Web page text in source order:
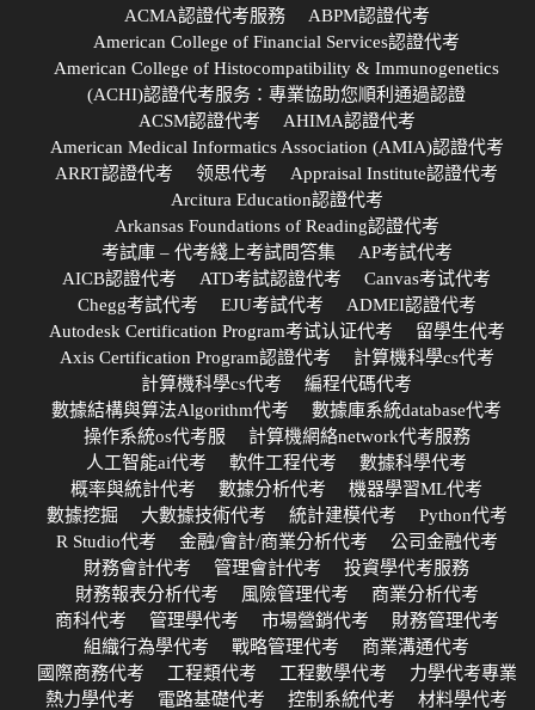
ACMA認證代考服務
ABPM認證代考
American College of Financial Services認證代考
American College of Histocompatibility & Immunogenetics
(ACHI)認證代考服务：專業協助您順利通過認證
ACSM認證代考
AHIMA認證代考
American Medical Informatics Association (AMIA)認證代考
ARRT認證代考
领思代考
Appraisal Institute認證代考
Arcitura Education認證代考
Arkansas Foundations of Reading認證代考
考試庫 – 代考綫上考試問答集
AP考試代考
AICB認證代考
ATD考試認證代考
Canvas考试代考
Chegg考試代考
EJU考試代考
ADMEI認證代考
Autodesk Certification Program考试认证代考
留學生代考
Axis Certification Program認證代考
計算機科學cs代考
計算機科學cs代考
編程代碼代考
數據結構與算法Algorithm代考
數據庫系統database代考
操作系統os代考服
計算機網絡network代考服務
人工智能ai代考
軟件工程代考
數據科學代考
概率與統計代考
數據分析代考
機器學習ML代考
數據挖掘
大數據技術代考 統計建模代考
Python代考
R Studio代考
金融/會計/商業分析代考
公司金融代考
財務會計代考
管理會計代考
投資學代考服務
財務報表分析代考
風險管理代考
商業分析代考
商科代考
管理學代考 市場營銷代考
財務管理代考
組織行為學代考
戰略管理代考
商業溝通代考
國際商務代考
工程類代考 工程數學代考
力學代考專業
熱力學代考
電路基礎代考 控制系統代考 材料學代考